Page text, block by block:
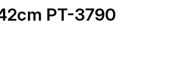
PT-3790